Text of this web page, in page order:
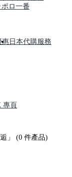
ロ一番
惠 日本代購服務
專頁
」 (0 件產品)